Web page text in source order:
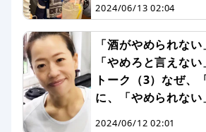
2024/06/13 02:04
「酒がやめられない
「やめろと言えな
トーク（3）なぜ、
に、「やめられない
2024/06/12 02:01